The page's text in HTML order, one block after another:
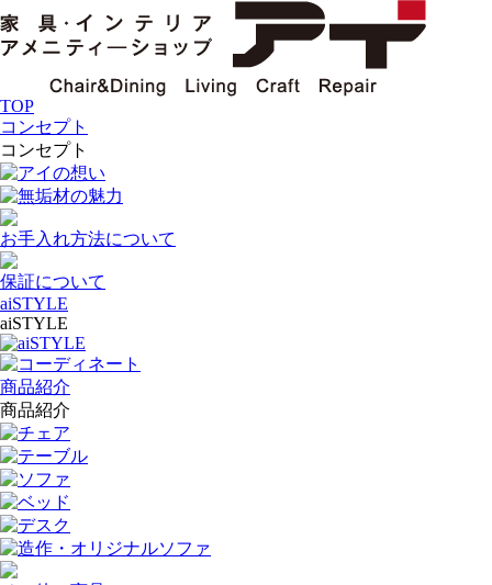
TOP
コンセプト
コンセプト
アイの想い
無垢材の魅力
お手入れ方法について
保証について
aiSTYLE
aiSTYLE
aiSTYLE
コーディネート
商品紹介
商品紹介
チェア
テーブル
ソファ
ベッド
デスク
造作・オリジナルソファ